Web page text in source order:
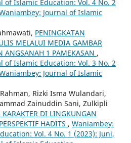
of Islamic Education: Vol. 4 No. 2
Journal of Islamic
PENINGKATAN
MELALUI MEDIA GAMBAR
ANGSANAH 1 PAMEKASAN ,
of Islamic Education: Vol. 3 No. 2
Journal of Islamic
Rizki Isma Wulandari,
Zainuddin Sani, Zulkipli
DI LINGKUNGAN
HADITS , Waniambey:
Vol. 4 No. 1 (2023): Juni,